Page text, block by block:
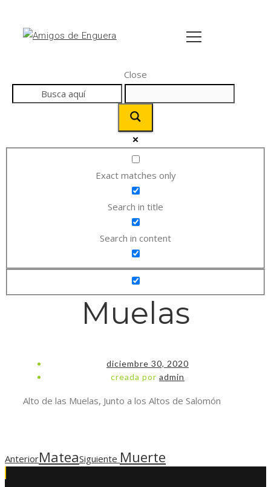
Close
Exact matches only
Search in title
Search in content
Muelas
diciembre 30, 2020
creada por admin
Alto de las Muelas, Junto a los Altos de Salomón
AnteriorMateaSiguiente Muerte